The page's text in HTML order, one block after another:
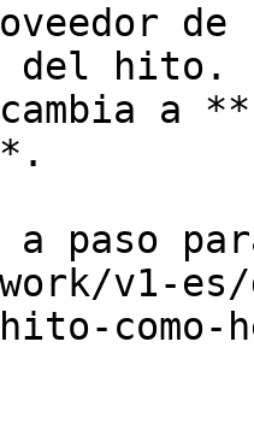
del hito.
a
a paso
v1-es/
como-